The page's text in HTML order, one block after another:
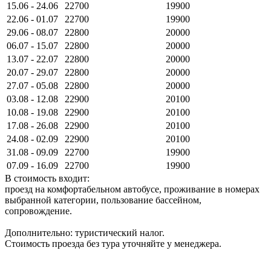
15.06 - 24.06
22700
19900
22.06 - 01.07
22700
19900
29.06 - 08.07
22800
20000
06.07 - 15.07
22800
20000
13.07 - 22.07
22800
20000
20.07 - 29.07
22800
20000
27.07 - 05.08
22800
20000
03.08 - 12.08
22900
20100
10.08 - 19.08
22900
20100
17.08 - 26.08
22900
20100
24.08 - 02.09
22900
20100
31.08 - 09.09
22700
19900
07.09 - 16.09
22700
19900
В стоимость входит:
проезд на комфортабельном автобусе, проживание в номерах
выбранной категории, пользование бассейном,
сопровождение.
Дополнительно: туристический налог.
Стоимость проезда без тура уточняйте у менеджера.